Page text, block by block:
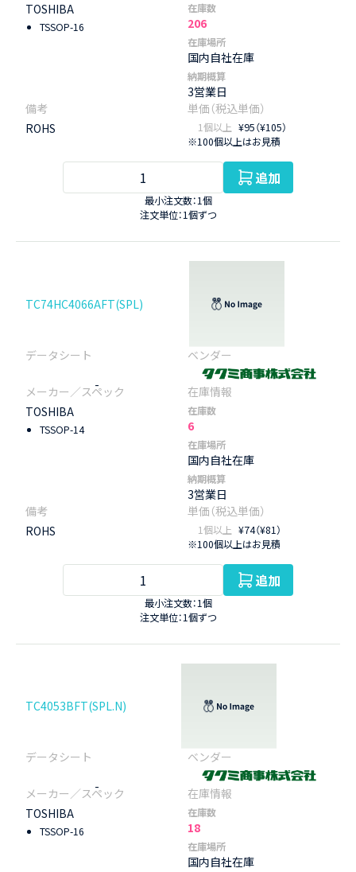
TOSHIBA
TSSOP-16
在庫数
206
在庫場所
国内自社在庫
納期概算
3営業日
ROHS 1個以上 ¥95（¥105）
※100個以上はお見積
追加
最小注文数：1個
注文単位：1個ずつ
TC74HC4066AFT(SPL)
-
TOSHIBA
TSSOP-14
在庫数
6
在庫場所
国内自社在庫
納期概算
3営業日
ROHS 1個以上 ¥74（¥81）
※100個以上はお見積
追加
最小注文数：1個
注文単位：1個ずつ
TC4053BFT(SPL.N)
-
TOSHIBA
TSSOP-16
在庫数
18
在庫場所
国内自社在庫